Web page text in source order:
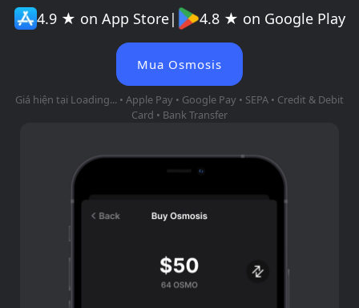
4.9 ★ on App Store| 4.8 ★ on Google Play
Mua Osmosis
Giá hiện tại Loading... • Apple Pay • Google Pay • SEPA • Credit & Debit
Card • Bank Transfer